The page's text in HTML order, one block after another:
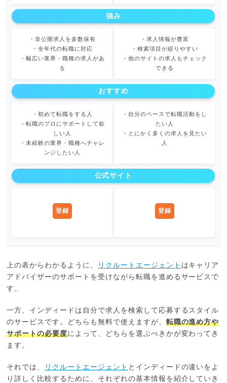
強み
・非公開求人を多数保有
・全年代の転職に対応
・幅広い業界・職種の求人があ
る
・求人情報が豊富
・検索項目が絞りやすい
・他のサイトの求人もチェック
できる
おすすめ
・初めて転職をする人
・転職のプロにサポートして欲
しい人
・未経験の業界・職種へチャレ
ンジしたい人
・自分のペースで転職活動をし
たい人
・とにかく多くの求人を見たい
人
公式サイト
登録 登録
上の表からわかるように、 リクルートエージェント はキャリア
アドバイザーのサポートを受けながら転職を進めるサービスで
す。
一方、インディードは自分で求人を検索して応募するスタイル
のサービスです。どちらも無料で使えますが、 転職の進め方や
サポートの必要度によって、どちらを選ぶべきかが変わってき
ます。
それでは、 リクルートエージェント とインディードの違いをよ
り詳しく比較するために、それぞれの基本情報を紹介していき